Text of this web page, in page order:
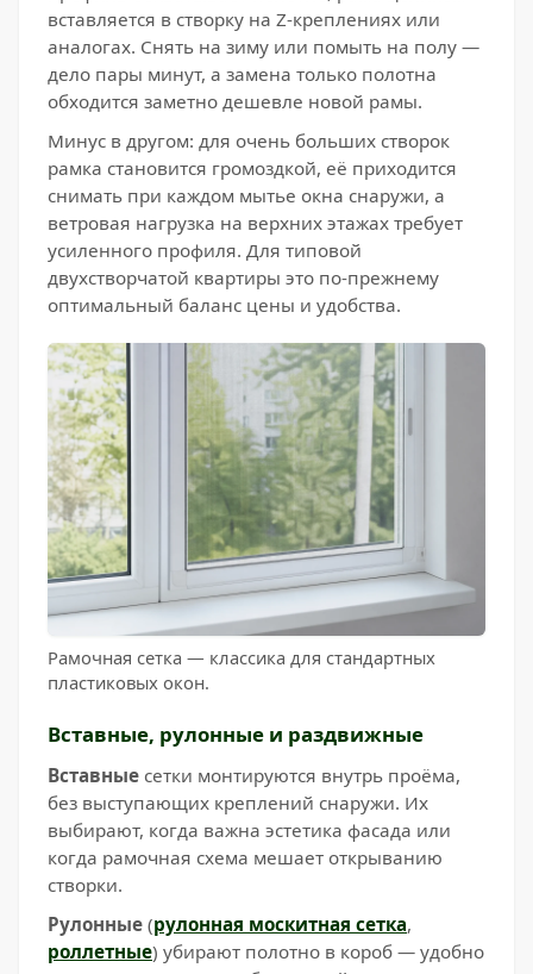
вставляется в створку на Z-креплениях или
аналогах. Снять на зиму или помыть на полу —
дело пары минут, а замена только полотна
обходится заметно дешевле новой рамы.
Минус в другом: для очень больших створок
рамка становится громоздкой, её приходится
снимать при каждом мытье окна снаружи, а
ветровая нагрузка на верхних этажах требует
усиленного профиля. Для типовой
двухстворчатой квартиры это по-прежнему
оптимальный баланс цены и удобства.
Рамочная сетка — классика для стандартных
пластиковых окон.
Вставные, рулонные и раздвижные
Вставные сетки монтируются внутрь проёма,
без выступающих креплений снаружи. Их
выбирают, когда важна эстетика фасада или
когда рамочная схема мешает открыванию
створки.
Рулонные (рулонная москитная сетка,
роллетные) убирают полотно в короб — удобно